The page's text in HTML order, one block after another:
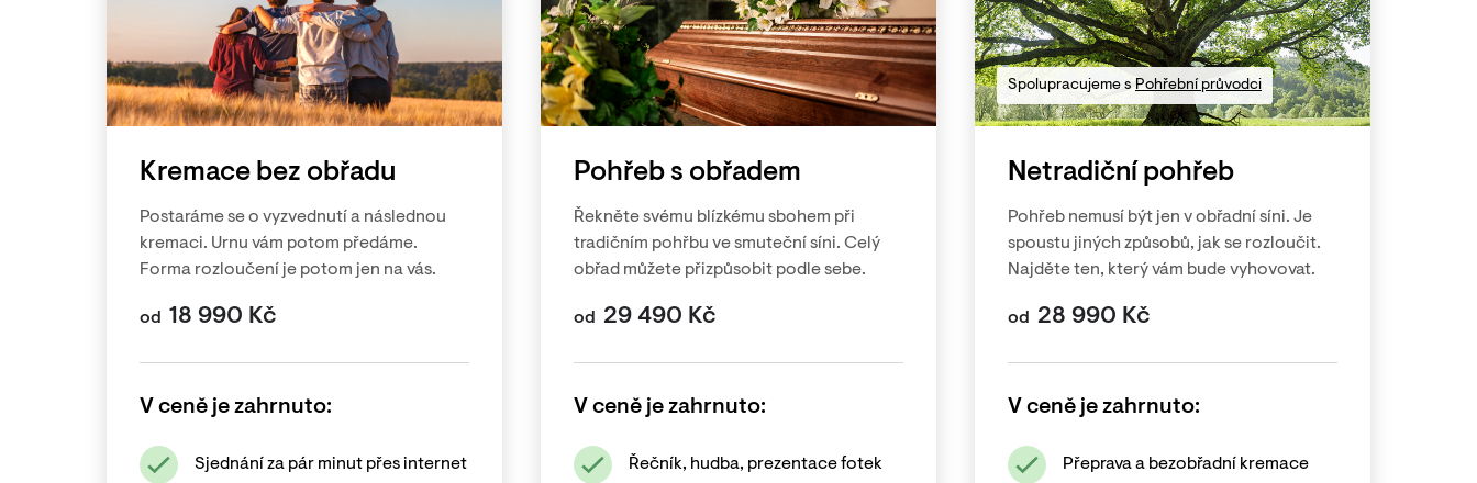
Kremace bez obřadu
Postaráme se o vyzvednutí a následnou
kremaci. Urnu vám potom předáme.
Forma rozloučení je potom jen na vás.
od 18 990 Kč
V ceně je zahrnuto:
Sjednání za pár minut přes internet
Pohřeb s obřadem
Řekněte svému blízkému sbohem při
tradičním pohřbu ve smuteční síni. Celý
obřad můžete přizpůsobit podle sebe.
od 29 490 Kč
V ceně je zahrnuto:
Řečník, hudba, prezentace fotek
Spolupracujeme s Pohřební průvodci
Netradiční pohřeb
Pohřeb nemusí být jen v obřadní síni. Je
spoustu jiných způsobů, jak se rozloučit.
Najděte ten, který vám bude vyhovovat.
od 28 990 Kč
V ceně je zahrnuto:
Přeprava a bezobřadní kremace